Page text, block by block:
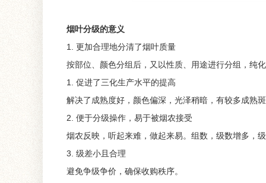
烟叶分级的意义
1. 更加合理地分清了烟叶质量
按部位、颜色分组后，又以性质、用途进行分组，纯
1. 促进了三化生产水平的提高
解决了成熟度好，颜色偏深，光泽稍暗，有较多成熟
2. 便于分级操作，易于被烟农接受
烟农反映，听起来难，做起来易。组数，级数增多，
3. 级差小且合理
避免争级争价，确保收购秩序。